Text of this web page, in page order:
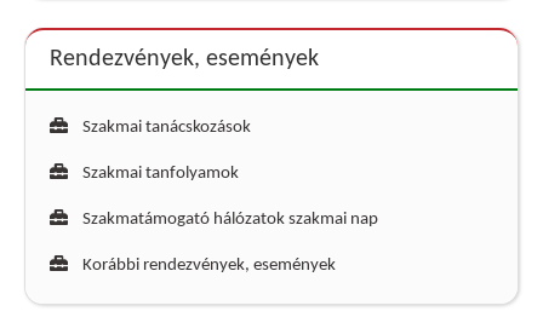
Rendezvények, események
Szakmai tanácskozások
Szakmai tanfolyamok
Szakmatámogató hálózatok szakmai nap
Korábbi rendezvények, események